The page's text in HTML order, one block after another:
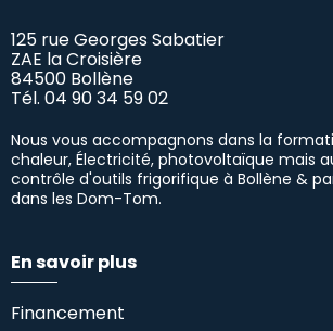
125 rue Georges Sabatier
ZAE la Croisière
84500 Bollène
Tél. 04 90 34 59 02
Nous vous accompagnons dans la
chaleur, Électricité, photovoltaïque mais
contrôle d'outils frigorifique à Bollène &
dans les Dom-Tom.
En savoir plus
Financement